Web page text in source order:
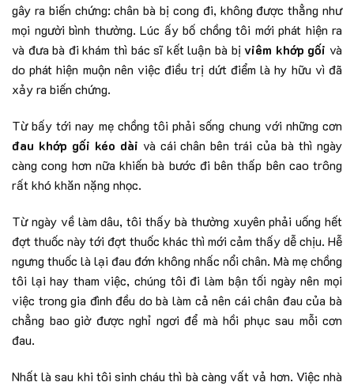
gây ra biến chứng: chân bà bị cong đi, không được thẳng như
mọi người bình thường. Lúc ấy bố chồng tôi mới phát hiện ra
và đưa bà đi khám thì bác sĩ kết luận bà bịviêm khớp gốivà
do phát hiện muộn nên việc điều trị dứt điểm là hy hữu vì đã
xảy ra biến chứng.
Từ bấy tới nay mẹ chồng tôi phải sống chung với những cơn
đau khớp gối kéo dài và cái chân bên trái của bà thì ngày
càng cong hơn nữa khiến bà bước đi bên thấp bên cao trông
rất khó khăn nặng nhọc.
Từ ngày về làm dâu, tôi thấy bà thường xuyên phải uống hết
đợt thuốc này tới đợt thuốc khác thì mới cảm thấy dễ chịu. Hễ
ngưng thuốc là lại đau đớn không nhấc nổi chân. Mà mẹ chồng
tôi lại hay tham việc, chúng tôi đi làm bận tối ngày nên mọi
việc trong gia đình đều do bà làm cả nên cái chân đau của bà
chẳng bao giờ được nghỉ ngơi để mà hồi phục sau mỗi cơn
đau.
Nhất là sau khi tôi sinh cháu thì bà càng vất vả hơn. Việc nhà